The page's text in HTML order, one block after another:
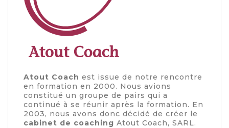
Atout Coach est issue de notre rencontre
en formation en 2000. Nous avions
constitué un groupe de pairs qui a
continué à se réunir après la formation. En
2003, nous avons donc décidé de créer le
cabinet de coaching Atout Coach, SARL.